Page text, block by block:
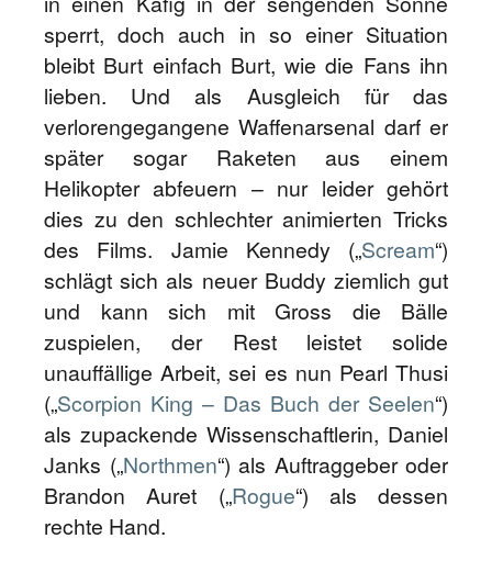
sperrt, doch auch in so einer Situation
bleibt Burt einfach Burt, wie die Fans ihn
lieben. Und als Ausgleich für das
verlorengegangene Waffenarsenal darf er
später sogar Raketen aus einem
Helikopter abfeuern – nur leider gehört
dies zu den schlechter animierten Tricks
des Films. Jamie Kennedy („Scream“)
schlägt sich als neuer Buddy ziemlich gut
und kann sich mit Gross die Bälle
zuspielen, der Rest leistet solide
unauffällige Arbeit, sei es nun Pearl Thusi
(„Scorpion King – Das Buch der Seelen“)
als zupackende Wissenschaftlerin, Daniel
Janks („Northmen“) als Auftraggeber oder
Brandon Auret („Rogue“) als dessen
rechte Hand.